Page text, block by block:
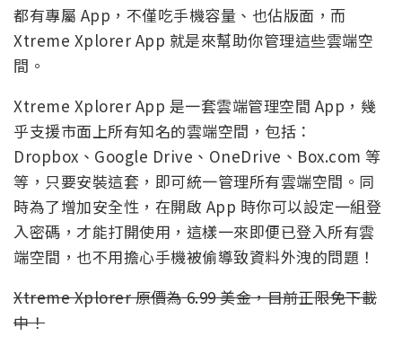
都有專屬 App，不僅吃手機容量、也佔版面，而
Xtreme Xplorer App 就是來幫助你管理這些雲端空
間。
Xtreme Xplorer App 是一套雲端管理空間 App，幾
乎支援市面上所有知名的雲端空間，包括：
Dropbox、Google Drive、OneDrive、Box.com 等
等，只要安裝這套，即可統一管理所有雲端空間。同
時為了增加安全性，在開啟 App 時你可以設定一組登
入密碼，才能打開使用，這樣一來即便已登入所有雲
端空間，也不用擔心手機被偷導致資料外洩的問題！
Xtreme Xplorer 原價為 6.99 美金，目前正限免下載
中！